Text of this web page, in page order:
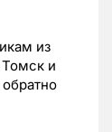
из
и